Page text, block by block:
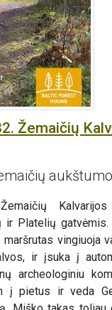
Žemaičių
ir Platelių
vingiuoja
ir įsuka į
archeologiniu
į pietus ir veda